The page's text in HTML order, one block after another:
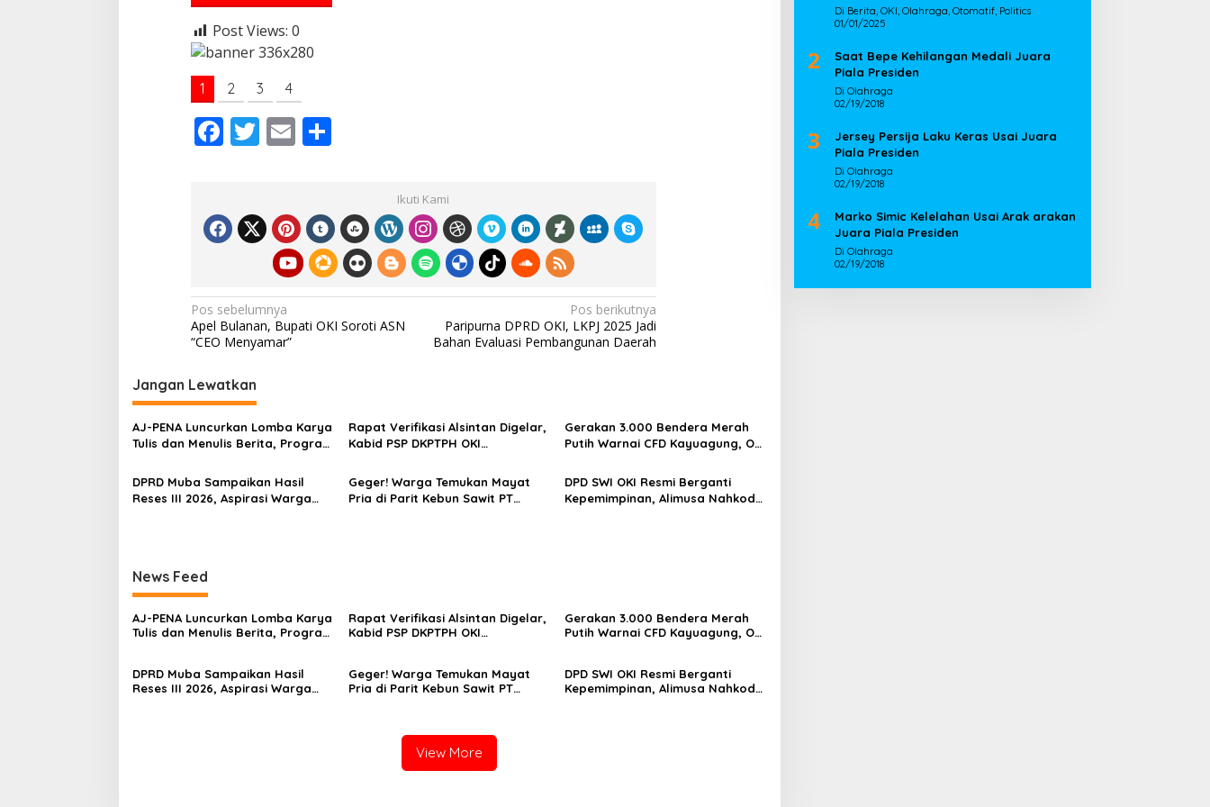
Post Views: 0
1 2 3 4
F
b
o
k
T
er
E
l
S
e Ikuti Kami
N
a
i
g
a
i
s
Pos sebelumnya
Apel Bulanan, Bupati OKI Soroti ASN
“CEO Menyamar”
Pos berikutnya
Paripurna DPRD OKI, LKPJ 2025 Jadi
Bahan Evaluasi Pembangunan Daerah
Jangan Lewatkan
‎AJ-PENA Luncurkan Lomba Karya
Tulis dan Menulis Berita, Program
Jurnalis Muda Berdaya Saing
Rapat Verifikasi Alsintan Digelar,
Kabid PSP DKPTPH OKI
Dugaan Gratifikasi
Gerakan 3.000 Bendera Merah
Putih Warnai CFD Kayuagung, OKI
Semangat Persatuan
DPRD Muba Sampaikan Hasil
Reses III 2026, Aspirasi Warga
Geger! Warga Temukan Mayat
Pria di Parit Kebun Sawit PT
DPD SWI OKI Resmi Berganti
Kepemimpinan, Alimusa Nahkodai
News Feed
‎AJ-PENA Luncurkan Lomba Karya
Tulis dan Menulis Berita, Program
Rapat Verifikasi Alsintan Digelar,
Kabid PSP DKPTPH OKI
Gerakan 3.000 Bendera Merah
Putih Warnai CFD Kayuagung, OKI
DPRD Muba Sampaikan Hasil
Reses III 2026, Aspirasi Warga
Geger! Warga Temukan Mayat
Pria di Parit Kebun Sawit PT
DPD SWI OKI Resmi Berganti
Kepemimpinan, Alimusa Nahkodai
View More
Di Berita, OKI, Olahraga, Otomatif, Politics
01/01/2025
2
Saat Bepe Kehilangan Medali Juara
Piala Presiden
Di Olahraga
02/19/2018
3
Jersey Persija Laku Keras Usai Juara
Piala Presiden
Di Olahraga
02/19/2018
4
Marko Simic Kelelahan Usai Arak arakan
Juara Piala Presiden
Di Olahraga
02/19/2018